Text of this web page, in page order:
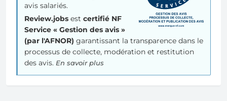
avis salariés.
Review.jobs est certifié NF
Service « Gestion des avis »
(par l'AFNOR) garantissant la transparence dans le
processus de collecte, modération et restitution
des avis. En savoir plus